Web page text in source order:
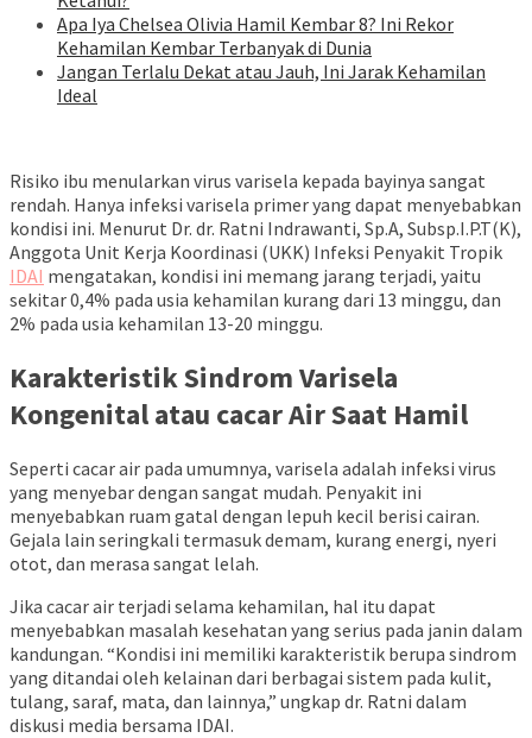
Apa Iya Chelsea Olivia Hamil Kembar 8? Ini Rekor
Kehamilan Kembar Terbanyak di Dunia
Jangan Terlalu Dekat atau Jauh, Ini Jarak Kehamilan
Ideal
Risiko ibu menularkan virus varisela kepada bayinya sangat
rendah. Hanya infeksi varisela primer yang dapat menyebabkan
kondisi ini. Menurut Dr. dr. Ratni Indrawanti, Sp.A, Subsp.I.P.T(K),
Anggota Unit Kerja Koordinasi (UKK) Infeksi Penyakit Tropik
IDAI mengatakan, kondisi ini memang jarang terjadi, yaitu
sekitar 0,4% pada usia kehamilan kurang dari 13 minggu, dan
2% pada usia kehamilan 13-20 minggu.
Karakteristik Sindrom Varisela
Kongenital atau cacar Air Saat Hamil
Seperti cacar air pada umumnya, varisela adalah infeksi virus
yang menyebar dengan sangat mudah. ​​Penyakit ini
menyebabkan ruam gatal dengan lepuh kecil berisi cairan.
Gejala lain seringkali termasuk demam, kurang energi, nyeri
otot, dan merasa sangat lelah.
Jika cacar air terjadi selama kehamilan, hal itu dapat
menyebabkan masalah kesehatan yang serius pada janin dalam
kandungan. “Kondisi ini memiliki karakteristik berupa sindrom
yang ditandai oleh kelainan dari berbagai sistem pada kulit,
tulang, saraf, mata, dan lainnya,” ungkap dr. Ratni dalam
diskusi media bersama IDAI.